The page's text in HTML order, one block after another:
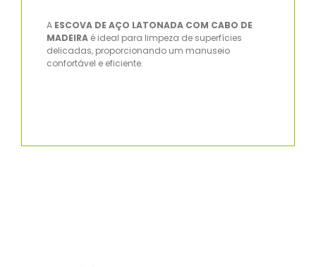
A ESCOVA DE AÇO LATONADA COM CABO DE
MADEIRA é ideal para limpeza de superfícies
delicadas, proporcionando um manuseio
confortável e eficiente.